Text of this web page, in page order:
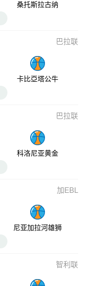
桑托斯拉古纳
巴拉联
卡比亞塔公牛
巴拉联
科洛尼亚黄金
加EBL
尼亚加拉河雄狮
智利联